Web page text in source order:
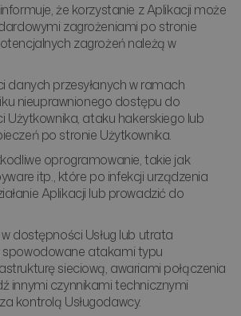
że korzystanie z Aplikacji może
zagrożeniami po stronie
zagrożeń należą w
danych przesyłanych w ramach
nieuprawnionego dostępu do
Użytkownika, ataku hakerskiego lub
po stronie Użytkownika.
oprogramowanie, takie jak
itp., które po infekcji urządzenia
Aplikacji lub prowadzić do
dostępności Usług lub utrata
atakami typu
sieciową, awariami połączenia
innymi czynnikami technicznymi
kontrolą Usługodawcy.